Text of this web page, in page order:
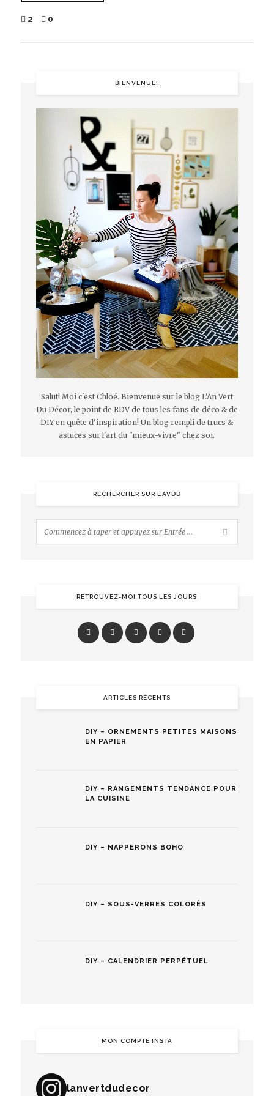
2 0
BIENVENUE!
Salut! Moi c'est Chloé. Bienvenue sur le blog L'An Vert
Du Décor, le point de RDV de tous les fans de déco & de
DIY en quête d'inspiration! Un blog rempli de trucs &
astuces sur l'art du "mieux-vivre" chez soi.
RECHERCHER SUR L’AVDD
RETROUVEZ-MOI TOUS LES JOURS
ARTICLES RÉCENTS
DIY – ORNEMENTS PETITES MAISONS
EN PAPIER
DIY – RANGEMENTS TENDANCE POUR
LA CUISINE
DIY – NAPPERONS BOHO
DIY – SOUS-VERRES COLORÉS
DIY – CALENDRIER PERPÉTUEL
MON COMPTE INSTA
lanvertdudecor